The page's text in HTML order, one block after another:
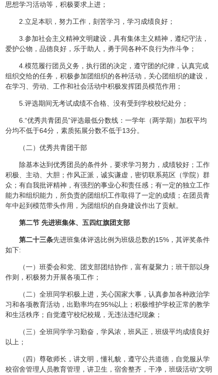
思想学习活动等，积极要求上进；
2.立足本职，努力工作，刻苦学习，学习成绩良好；
3.参加社会主义精神文明建设，具有集体主义精神，遵纪守法，
爱护公物，品德良好，乐于助人，勇于同各种不良行为作斗争；
4.模范履行团员义务，执行团的决定，遵守团的纪律，认真完成
组织交给的任务，积极参加团组织的各种活动，关心团组织的建设，
在学习、劳动、工作和社会活动中积极发挥团员模范作用；
5.评选期间无考试成绩不合格、没有受到学校校纪处分；
6.“优秀共青团员”评选最低分数线：一学年（两学期）加权平均
分均不低于64分，素质拓展分数不低于13分。
（二）优秀共青团干部
除基本达到优秀团员的条件外，要求学习努力，成绩较好；工作
积极、主动、大胆；作风正派，诚实谦虚，密切联系苑区（学院）群
众；有自我批评精神，有强烈的事业心和责任感；有一定的独立工作
能力和组织能力，所负责的团组织工作取得了一定的成绩；在团员青
年中起到模范带头作用，为团组织的自身建设作出了贡献。
第二节 先进班集体、五四红旗团支部
第二十三条先进班集体评选比例为班级总数的15%，其评奖条件
如下:
（一）班委会和党、团支部团结协作，富有凝聚力；班干部以身
作则，积极努力开展各项工作；
（二）全班同学积极上进，关心国家大事，认真参加各种政治学
习和各项教育活动，出勤率均在95%以上；积极维护学校正常的教学
和生活秩序；自觉遵守校纪校规，无违法违纪现象；
（三）全班同学学习勤奋，学风浓，班风正，班级平均成绩良好
以上；
（四）尊敬师长，讲文明，懂礼貌，遵守公共道德，自觉服从学
校宿舍管理人员教育管理，讲卫生，宿舍整齐，干净，班级活动“文明